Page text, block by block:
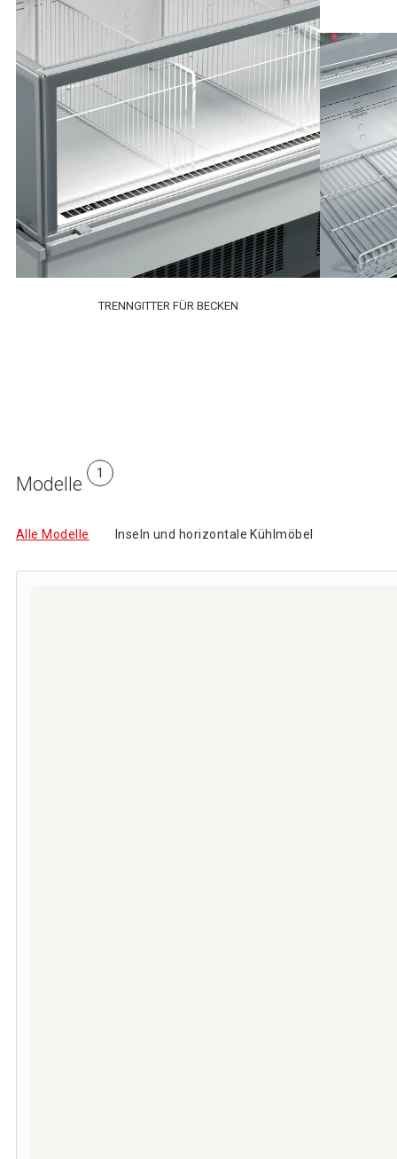
TRENNGITTER FÜR BECKEN
Modelle 1
Alle Modelle Inseln und horizontale Kühlmöbel